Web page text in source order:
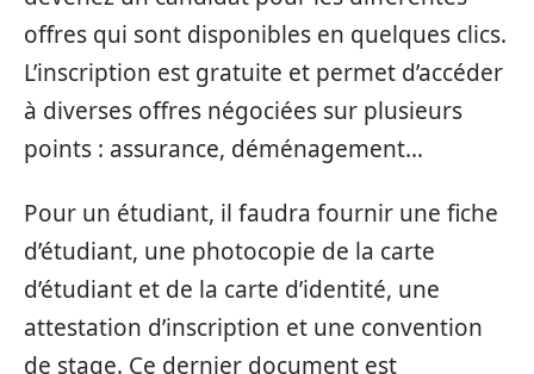
offres qui sont disponibles en quelques clics.
L’inscription est gratuite et permet d’accéder
à diverses offres négociées sur plusieurs
points : assurance, déménagement…
Pour un étudiant, il faudra fournir une fiche
d’étudiant, une photocopie de la carte
d’étudiant et de la carte d’identité, une
attestation d’inscription et une convention
de stage. Ce dernier document est